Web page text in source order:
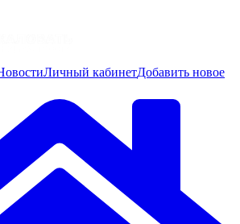
Личный кабинетДобавить новое